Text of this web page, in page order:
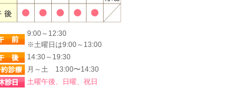
9:00～12:30
※土曜日は9:00～13:00
14:30～19:30
月～土 13:00〜14:30
土曜午後、日曜、祝日